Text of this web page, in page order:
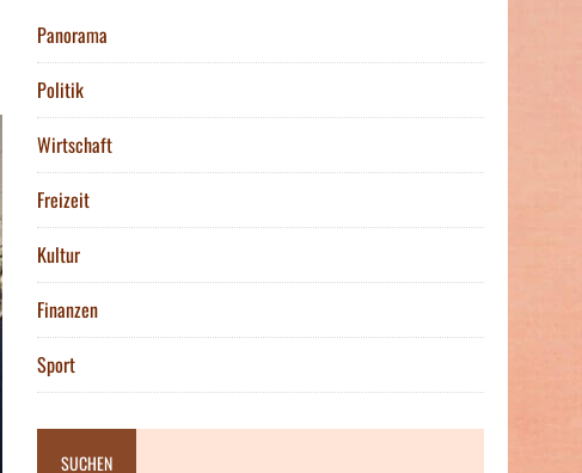
Panorama
Politik
Wirtschaft
Freizeit
Kultur
Finanzen
Sport
SUCHEN